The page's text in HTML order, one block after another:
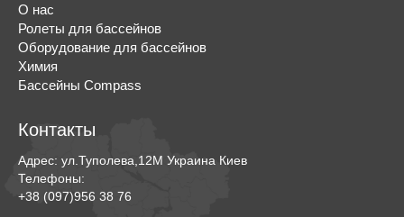
О нас
Ролеты для бассейнов
Оборудование для бассейнов
Химия
Бассейны Compass
Контакты
Адрес: ул.Туполева,12М Украина Киев
Телефоны:
+38 (097)956 38 76